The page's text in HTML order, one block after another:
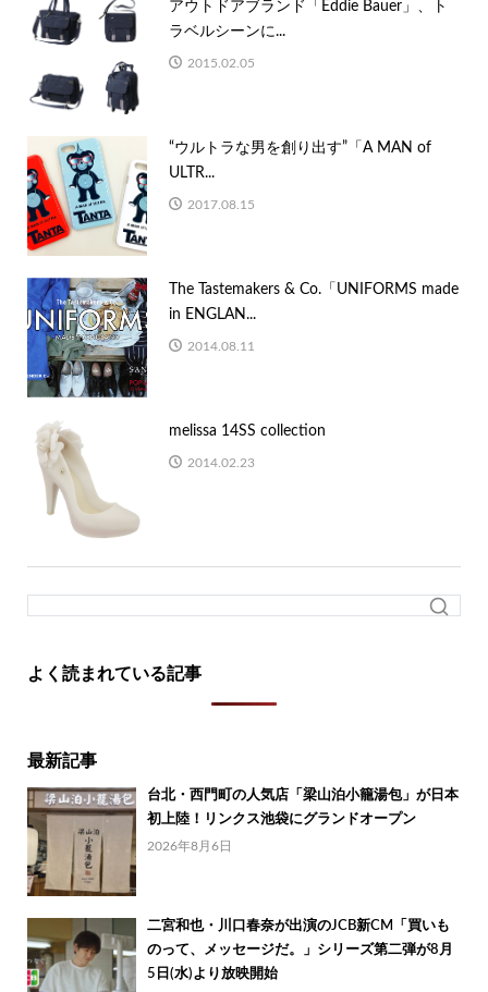
アウトドアブランド「Eddie Bauer」、ト
ラベルシーンに...
2015.02.05
“ウルトラな男を創り出す”「A MAN of
ULTR...
2017.08.15
The Tastemakers & Co.「UNIFORMS made
in ENGLAN...
2014.08.11
melissa 14SS collection
2014.02.23
よく読まれている記事
最新記事
台北・西門町の人気店「梁山泊小籠湯包」が日本
初上陸！リンクス池袋にグランドオープン
2026年8月6日
二宮和也・川口春奈が出演のJCB新CM「買いも
のって、メッセージだ。」シリーズ第二弾が8月
5日(水)より放映開始